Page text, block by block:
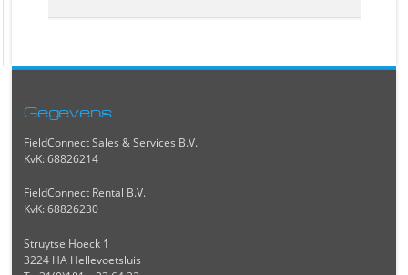
Gegevens
FieldConnect Sales & Services B.V.
KvK: 68826214
FieldConnect Rental B.V.
KvK: 68826230
Struytse Hoeck 1
3224 HA Hellevoetsluis